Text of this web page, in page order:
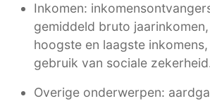
Inkomen:
gemiddeld bruto
hoogste en laagste
gebruik van sociale
Overige onderwerpen: